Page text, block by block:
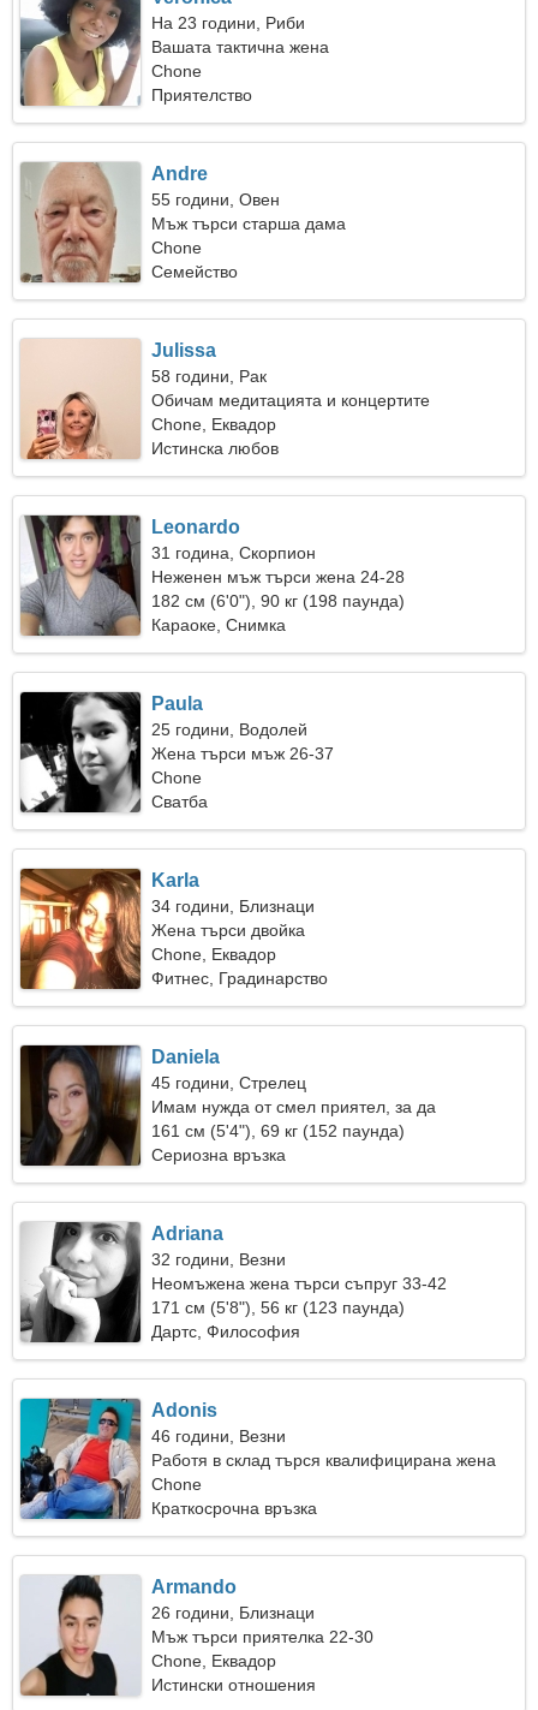
На 23 години, Риби
Вашата тактична жена
Chone
Приятелство
Andre
55 години, Овен
Мъж търси старша дама
Chone
Семейство
Julissa
58 години, Рак
Обичам медитацията и концертите
Chone, Еквадор
Истинска любов
Leonardo
31 година, Скорпион
Неженен мъж търси жена 24-28
182 см (6'0"), 90 кг (198 паунда)
Караоке, Снимка
Paula
25 години, Водолей
Жена търси мъж 26-37
Chone
Сватба
Karla
34 години, Близнаци
Жена търси двойка
Chone, Еквадор
Фитнес, Градинарство
Daniela
45 години, Стрелец
Имам нужда от смел приятел, за да
танцуваме заедно
161 см (5'4"), 69 кг (152 паунда)
Сериозна връзка
Adriana
32 години, Везни
Неомъжена жена търси съпруг 33-42
171 см (5'8"), 56 кг (123 паунда)
Дартс, Философия
Adonis
46 години, Везни
Работя в склад търся квалифицирана жена
Chone
Краткосрочна връзка
Armando
26 години, Близнаци
Мъж търси приятелка 22-30
Chone, Еквадор
Истински отношения